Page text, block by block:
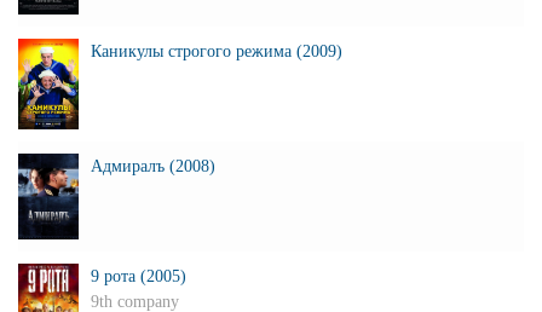
Каникулы строгого режима (2009)
Адмиралъ (2008)
9 рота (2005)
9th company